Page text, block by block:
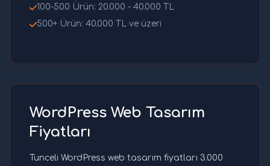
100-500 Ürün: 20.000 - 40.000 TL
500+ Ürün: 40.000 TL ve üzeri
WordPress Web Tasarım
Fiyatları
Tunceli WordPress web tasarım fiyatları 3.000